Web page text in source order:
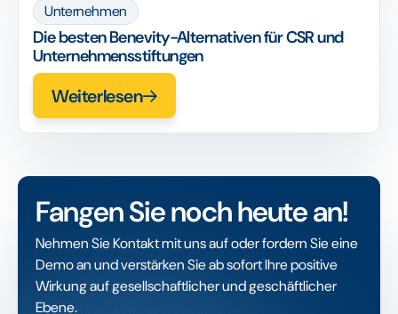
Unternehmen
Die besten Benevity-Alternativen für CSR und
Unternehmensstiftungen
Weiterlesen
Fangen Sie noch heute an!
Nehmen Sie Kontakt mit uns auf oder fordern Sie eine
Demo an und verstärken Sie ab sofort Ihre positive
Wirkung auf gesellschaftlicher und geschäftlicher
Ebene.